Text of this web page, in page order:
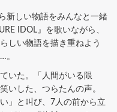
新しい物語をみんなと一緒
IDOL』を歌いながら、
しい物語を描き重ねよう
。
いた。「人間がいる限
いした、つらたんの声。
」と叫び、7人の前から立